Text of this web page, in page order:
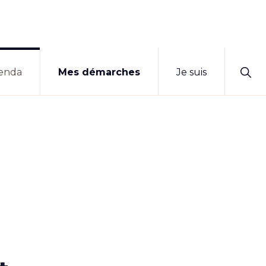
Mes démarches Je suis